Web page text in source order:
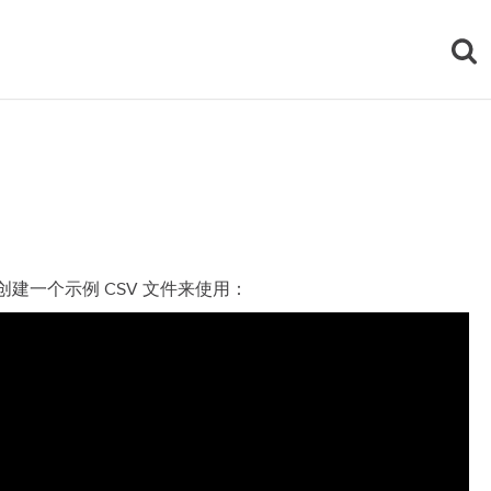
一个示例 CSV 文件来使用：